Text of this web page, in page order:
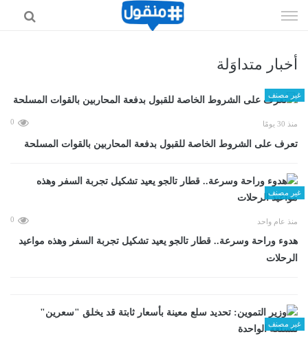
الى
أخبار متداوَلة
غير مصنف
منذ 30 يومًا 0
تعرف على الشروط الخاصة للقبول بدفعة المحاربين بالقوات المسلحة
غير مصنف
منذ عام واحد 0
هدوء وراحة وسرعة.. قطار تالجو يعيد تشكيل تجربة السفر وهذه مواعيد
الرحلات
غير مصنف